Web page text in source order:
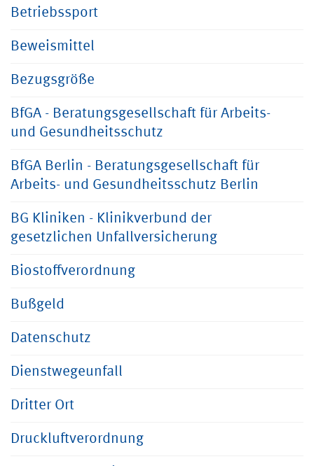
Betriebssport
Beweismittel
Bezugsgröße
BfGA - Beratungsgesellschaft für Arbeits-
und Gesundheitsschutz
BfGA Berlin - Beratungsgesellschaft für
Arbeits- und Gesundheitsschutz Berlin
BG Kliniken - Klinikverbund der
gesetzlichen Unfallversicherung
Biostoffverordnung
Bußgeld
Datenschutz
Dienstwegeunfall
Dritter Ort
Druckluftverordnung